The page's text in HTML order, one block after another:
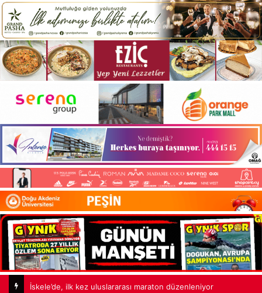
İskele’de, ilk kez uluslararası maraton düzenleniyor